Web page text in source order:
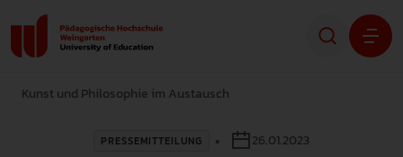
Kunst und Philosophie im Austausch
PRESSEMITTEILUNG 26.01.2023